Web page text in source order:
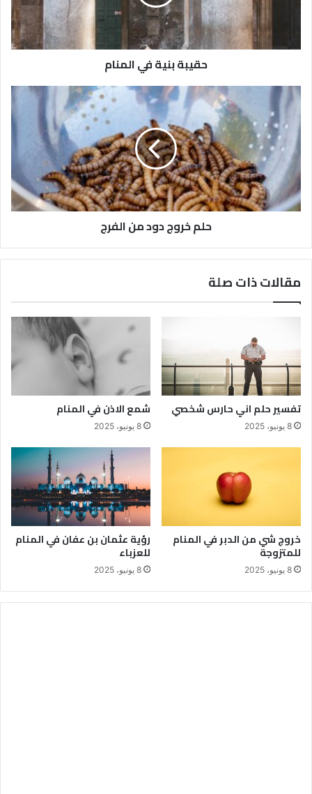
حقيبة بنية في المنام
حلم خروج دود من الفرج
مقالات ذات صلة
تفسير حلم اني حارس شخصي
8 يونيو، 2025
شمع الاذن في المنام
8 يونيو، 2025
خروج شي من الدبر في المنام
للمتزوجة
8 يونيو، 2025
رؤية عثمان بن عفان في المنام
للعزباء
8 يونيو، 2025